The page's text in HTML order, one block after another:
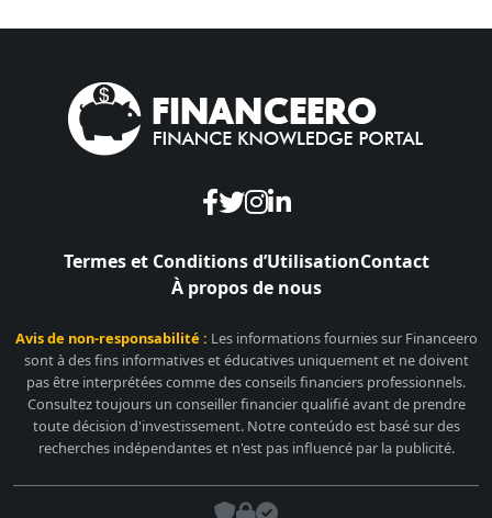
Termes et Conditions d’UtilisationContact
À propos de nous
Avis de non-responsabilité : Les informations fournies sur Financeero
sont à des fins informatives et éducatives uniquement et ne doivent
pas être interprétées comme des conseils financiers professionnels.
Consultez toujours un conseiller financier qualifié avant de prendre
toute décision d'investissement. Notre conteúdo est basé sur des
recherches indépendantes et n'est pas influencé par la publicité.